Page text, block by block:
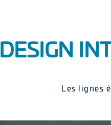
DESIGN
Les lignes